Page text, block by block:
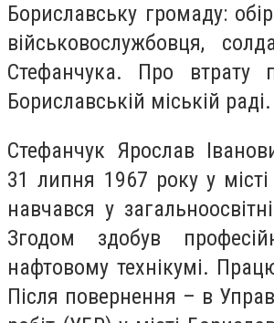
Бориславську громаду:
військовослужбовця,
Стефанчука. Про втрату
Бориславській міській раді.
Стефанчук Ярослав
31 липня 1967 року у
навчався у
Згодом здобув
нафтовому технікумі.
Після повернення – в